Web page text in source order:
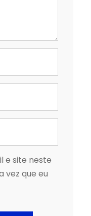
e site neste
vez que eu